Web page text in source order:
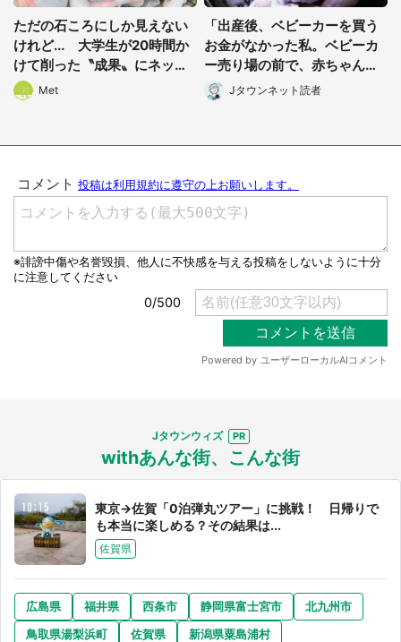
ただの石ころにしか見えない
けれど... 大学生が20時間か
けて削った〝成果〟にネット
震撼「何で見つけられるん
や...」
Met
「出産後、ベビーカーを買う
お金がなかった私。ベビーカ
ー売り場の前で、赤ちゃん連
れの母親から...」（神奈川
県・50代女性）
Jタウンネット読者
Jタウンウィズ
withあんな街、こんな街
東京→佐賀「0泊弾丸ツアー」に挑戦！ 日帰りで
も本当に楽しめる？その結果は...
佐賀県
広島県 福井県 西条市 静岡県富士宮市
北九州市
鳥取県湯梨浜町
佐賀県 新潟県粟島浦村